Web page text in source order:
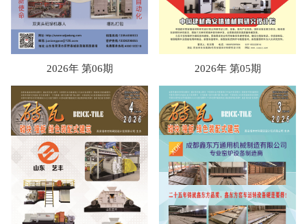
2026年 第06期 2026年 第05期